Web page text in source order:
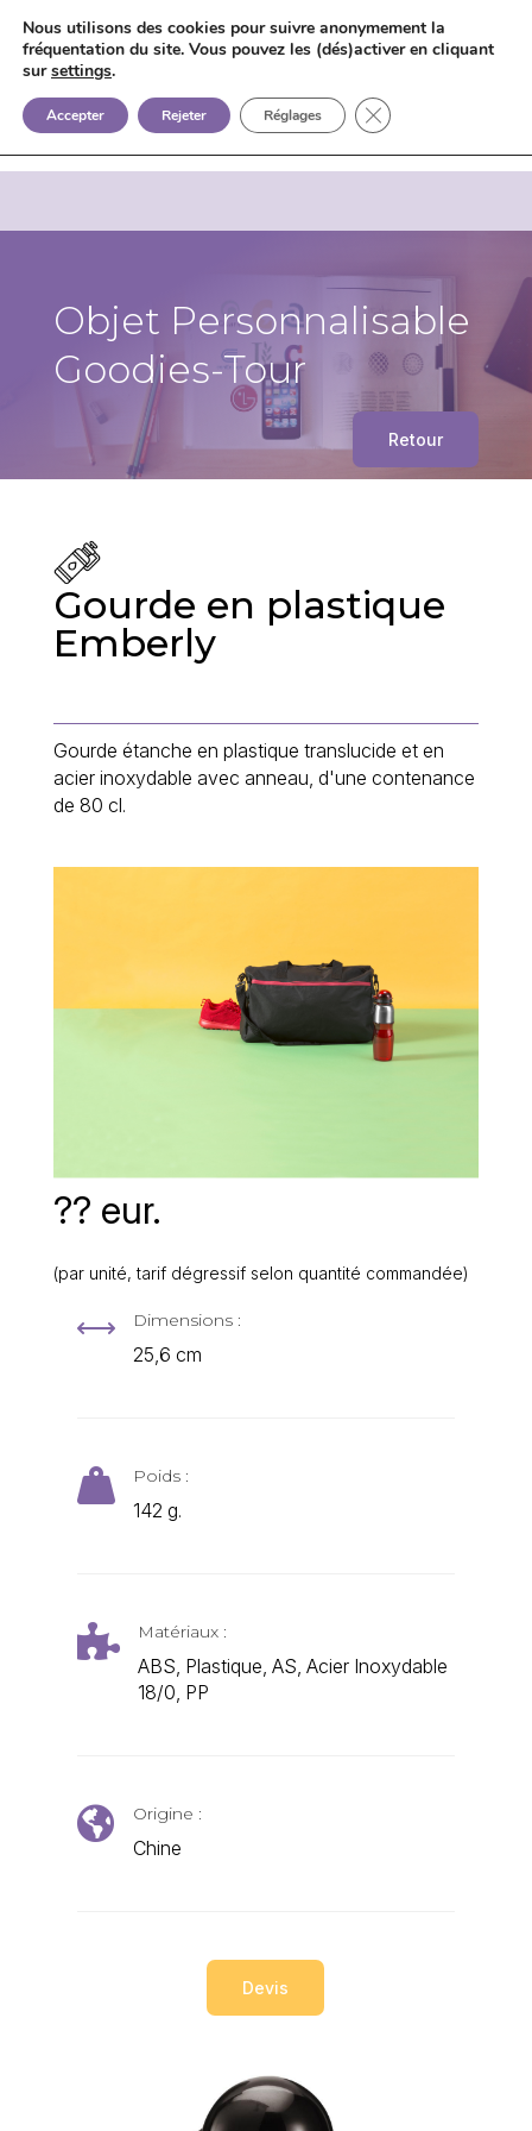
Objet Personnalisable
Goodies-Tour
Retour
?? eur.
(par unité, tarif dégressif selon quantité commandée)
Gourde en plastique
Emberly
Gourde étanche en plastique translucide et en
acier inoxydable avec anneau, d'une contenance
de 80 cl.
, Dimensions :
25,6 cm
 Poids :
142 g.
 Matériaux :
ABS, Plastique, AS, Acier Inoxydable
18/0, PP
 Origine :
Chine
Devis
Nous utilisons des cookies pour suivre anonymement la
fréquentation du site. Vous pouvez les (dés)activer en cliquant
sursettings.
Accepter Rejeter Réglages Fermer la bannière